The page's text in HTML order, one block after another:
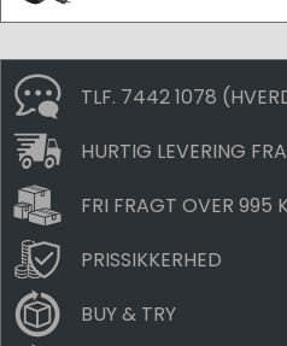
TLF. 7442 1078
HURTIG LEVERING
FRI FRAGT OVER 995
PRISSIKKERHED
BUY & TRY